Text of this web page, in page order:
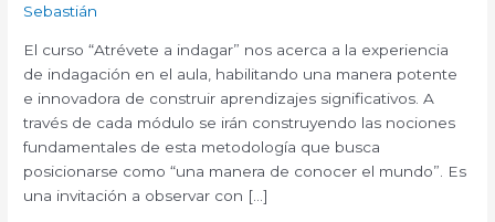
Sebastián
El curso “Atrévete a indagar” nos acerca a la experiencia
de indagación en el aula, habilitando una manera potente
e innovadora de construir aprendizajes significativos. A
través de cada módulo se irán construyendo las nociones
fundamentales de esta metodología que busca
posicionarse como “una manera de conocer el mundo”. Es
una invitación a observar con […]